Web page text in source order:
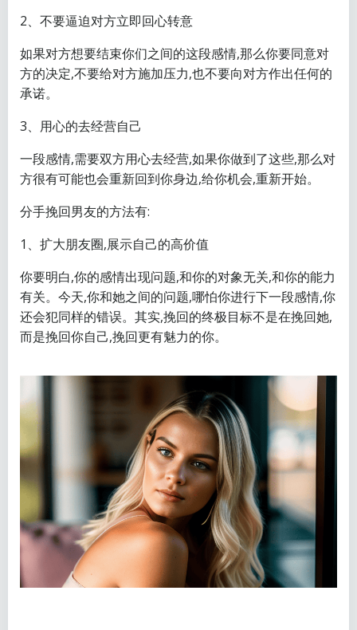
2、不要逼迫对方立即回心转意
如果对方想要结束你们之间的这段感情,那么你要同意对
方的决定,不要给对方施加压力,也不要向对方作出任何的
承诺。
3、用心的去经营自己
一段感情,需要双方用心去经营,如果你做到了这些,那么对
方很有可能也会重新回到你身边,给你机会,重新开始。
分手挽回男友的方法有:
1、扩大朋友圈,展示自己的高价值
你要明白,你的感情出现问题,和你的对象无关,和你的能力
有关。今天,你和她之间的问题,哪怕你进行下一段感情,你
还会犯同样的错误。其实,挽回的终极目标不是在挽回她,
而是挽回你自己,挽回更有魅力的你。